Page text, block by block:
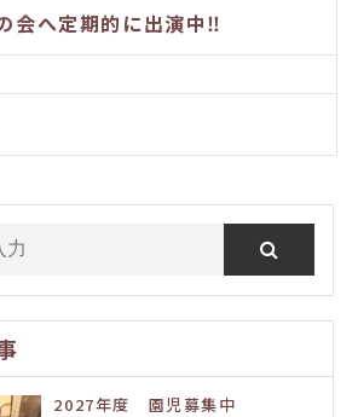
会へ定期的に出演中‼️
2027年度 園児募集中